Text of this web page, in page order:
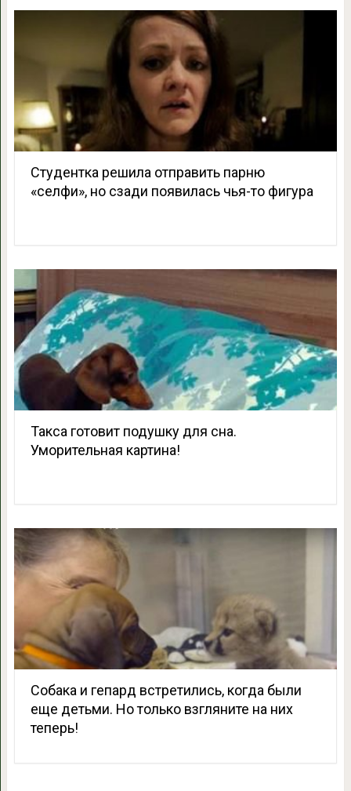
Студентка решила отправить парню
«селфи», но сзади появилась чья-то фигура
Такса готовит подушку для сна.
Уморительная картина!
Собака и гепард встретились, когда были
еще детьми. Но только взгляните на них
теперь!